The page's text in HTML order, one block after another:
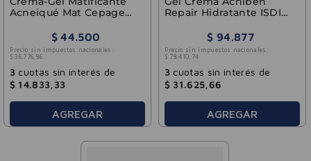
Acneiqué Mat Cepage
$ 44.500
Precio sin impuestos nacionales:
$ 36.776, 86
3 cuotas sin interés de
$ 14.833 33
AGREGAR
Repair Hidratante ISDIN
$ 94.877
Precio sin impuestos nacionales:
$ 78 .410, 74
3 cuotas sin interés de
$ 31.625 66
AGREGAR